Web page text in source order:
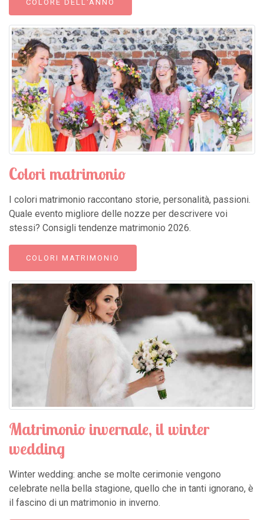
COLORE DELL'ANNO
Colori matrimonio
I colori matrimonio raccontano storie, personalità, passioni.
Quale evento migliore delle nozze per descrivere voi
stessi? Consigli tendenze matrimonio 2026.
COLORI MATRIMONIO
Matrimonio invernale, il winter
wedding
Winter wedding: anche se molte cerimonie vengono
celebrate nella bella stagione, quello che in tanti ignorano, è
il fascino di un matrimonio in inverno.